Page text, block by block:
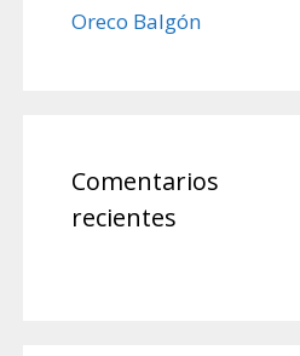
Oreco Balgón
Comentarios
recientes